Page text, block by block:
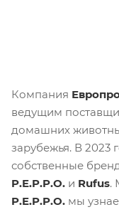
Компания
ведущим
домашних
зарубежья. В 2023
собственные
P.E.P.P.O. и Rufus.
P.E.P.P.O. мы